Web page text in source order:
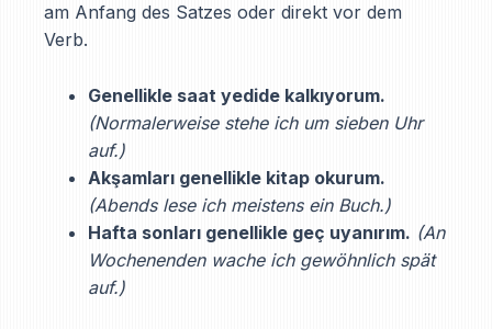
am Anfang des Satzes oder direkt vor dem
Verb.
Genellikle saat yedide kalkıyorum.
(Normalerweise stehe ich um sieben Uhr
auf.)
Akşamları genellikle kitap okurum.
(Abends lese ich meistens ein Buch.)
Hafta sonları genellikle geç uyanırım. (An
Wochenenden wache ich gewöhnlich spät
auf.)